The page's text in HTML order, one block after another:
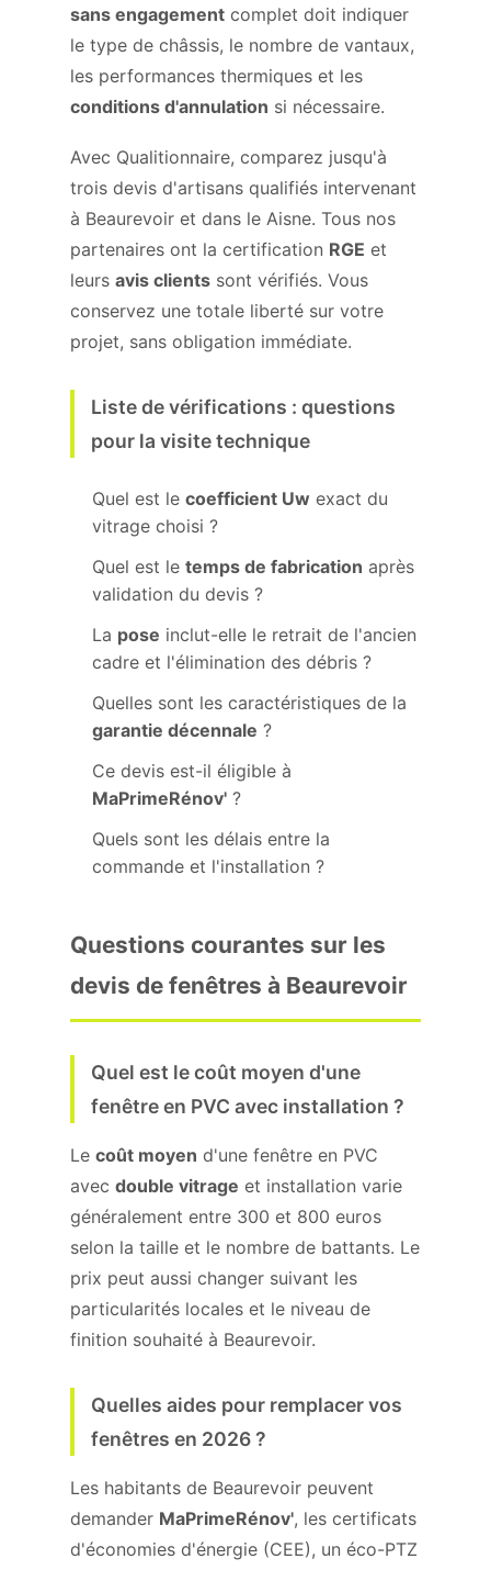
sans engagement complet doit indiquer
le type de châssis, le nombre de vantaux,
les performances thermiques et les
conditions d'annulation si nécessaire.
Avec Qualitionnaire, comparez jusqu'à
trois devis d'artisans qualifiés intervenant
à Beaurevoir et dans le Aisne. Tous nos
partenaires ont la certification RGE et
leurs avis clients sont vérifiés. Vous
conservez une totale liberté sur votre
projet, sans obligation immédiate.
Liste de vérifications : questions
pour la visite technique
Quel est le coefficient Uw exact du
vitrage choisi ?
Quel est le temps de fabrication après
validation du devis ?
La pose inclut-elle le retrait de l'ancien
cadre et l'élimination des débris ?
Quelles sont les caractéristiques de la
garantie décennale ?
Ce devis est-il éligible à
MaPrimeRénov' ?
Quels sont les délais entre la
commande et l'installation ?
Questions courantes sur les
devis de fenêtres à Beaurevoir
Quel est le coût moyen d'une
fenêtre en PVC avec installation ?
Le coût moyen d'une fenêtre en PVC
avec double vitrage et installation varie
généralement entre 300 et 800 euros
selon la taille et le nombre de battants. Le
prix peut aussi changer suivant les
particularités locales et le niveau de
finition souhaité à Beaurevoir.
Quelles aides pour remplacer vos
fenêtres en 2026 ?
Les habitants de Beaurevoir peuvent
demander MaPrimeRénov', les certificats
d'économies d'énergie (CEE), un éco-PTZ